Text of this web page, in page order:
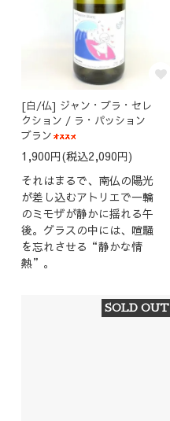
[白/仏] ジャン・プラ・セレ
クション / ラ・パッション
ブラン
1,900円(税込2,090円)
それはまるで、南仏の陽光
が差し込むアトリエで一輪
のミモザが静かに揺れる午
後。グラスの中には、喧騒
を忘れさせる“静かな情
熱”。
SOLD OUT